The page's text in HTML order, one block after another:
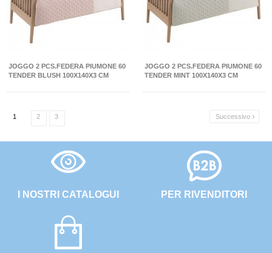
JOGGO 2 PCS.FEDERA PIUMONE 60
TENDER BLUSH 100X140X3 CM
JOGGO 2 PCS.FEDERA PIUMONE 60
TENDER MINT 100X140X3 CM
1 2 3 Successivo 
I NOSTRI CATALOGUI PER RIVENDITORI